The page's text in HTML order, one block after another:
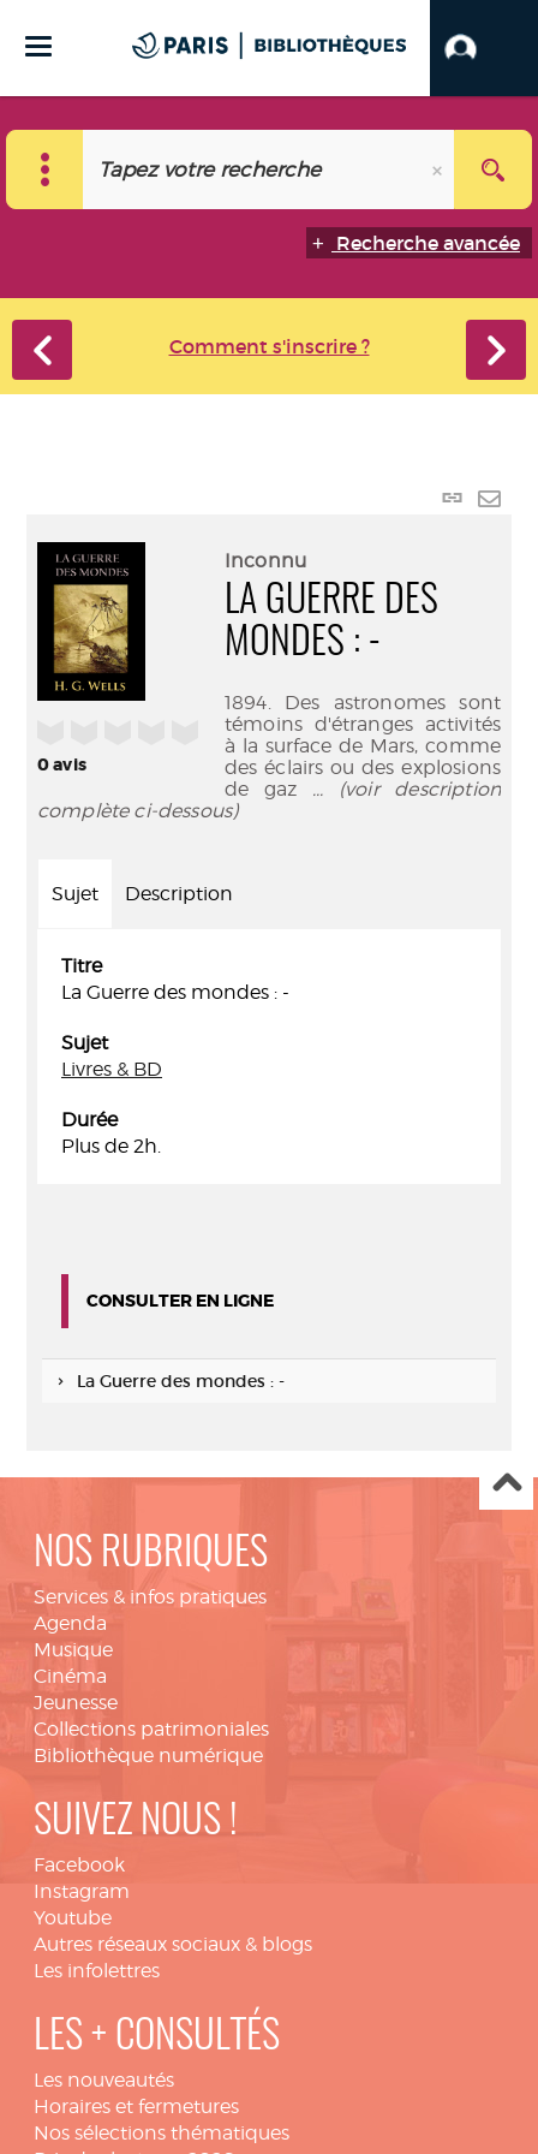
Recherche avancée
Comment s'inscrire ?
Lien
0avis
Inconnu
LA GUERRE DES
MONDES : -
1894. Des astronomes sont
témoins d'étranges activités
à la surface de Mars, comme
des éclairs ou des explosions
de gaz ... (voir description
complète ci-dessous)
Sujet Description
Titre
La Guerre des mondes : -
Sujet
Livres & BD
Durée
Plus de 2h.
CONSULTER EN LIGNE
La Guerre des mondes : -
NOS RUBRIQUES
Services & infos pratiques
Agenda
Musique
Cinéma
Jeunesse
Collections patrimoniales
Bibliothèque numérique
SUIVEZ NOUS !
Facebook
Instagram
Youtube
Autres réseaux sociaux & blogs
Les infolettres
LES + CONSULTÉS
Les nouveautés
Horaires et fermetures
Nos sélections thématiques